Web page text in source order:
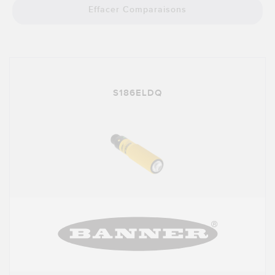
Effacer Comparaisons
S186ELDQ